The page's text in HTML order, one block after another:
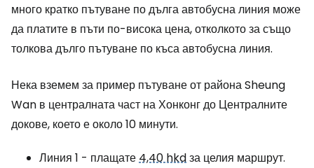
много кратко пътуване по дълга автобусна линия може
да платите в пъти по-висока цена, отколкото за също
толкова дълго пътуване по къса автобусна линия.
Нека вземем за пример пътуване от района Sheung
Wan в централната част на Хонконг до Централните
докове, което е около 10 минути.
Линия 1 - плащате 4,40 hkdза целия маршрут.